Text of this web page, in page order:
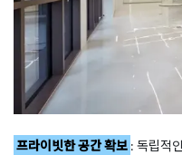
프라이빗한 공간 확보 : 독립적